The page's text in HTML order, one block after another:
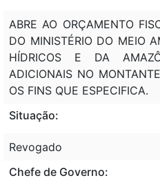
ABRE AO ORÇAMENTO
DO MINISTÉRIO DO MEIO
HÍDRICOS E DA
ADICIONAIS NO
OS FINS QUE ESPECIFICA.
Situação:
Revogado
Chefe de Governo: